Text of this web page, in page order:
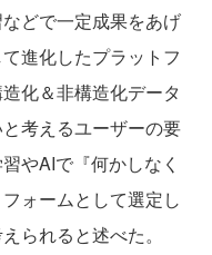
どで一定成果をあげ
進化したプラットフ
化＆非構造化データ
考えるユーザーの要
やAIで『何かしなく
ォームとして選定し
られると述べた。